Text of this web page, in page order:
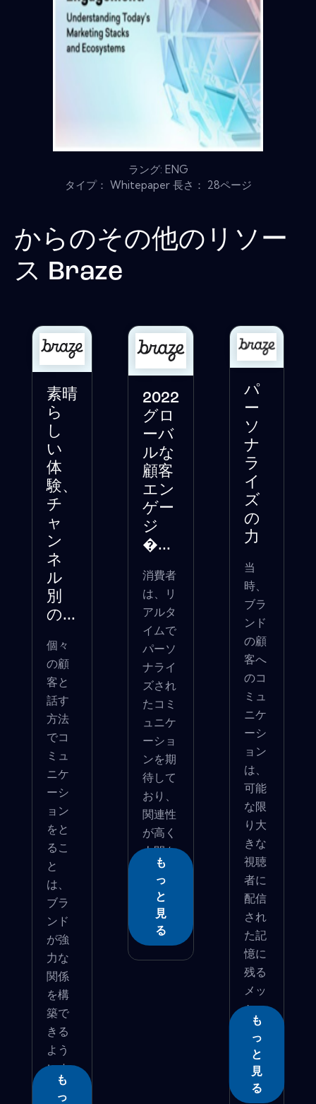
ラング: ENG
タイプ： Whitepaper 長さ： 28ページ
からのその他のリソー
ス Braze
素晴
ら
し
い
体
験、
チ
ャ
ン
ネ
ル
別
の...
個々
の顧
客と
話す
方法
でコ
ミュ
ニケ
ーシ
ョン
をと
るこ
と
は、
ブラ
ンド
が強
力な
関係
を構
築で
きる
よう
にす
るも...
も
っ
2022
グロ
ーバ
ルな
顧客
エン
ゲー
ジ
�...
消費者
は、リ
アルタ
イムで
パーソ
ナライ
ズされ
たコミ
ュニケ
ーショ
ンを期
待して
おり、
関連性
が高く
人間を
感...も
っ
と
見
る
パ
ー
ソ
ナ
ラ
イ
ズ
の
力
当
時、
ブラ
ンド
の顧
客へ
のコ
ミュ
ニケ
ーシ
ョン
は、
可能
な限
り大
きな
視聴
者に
配信
され
た記
憶に
残る
メッ
セ
ー...
も
っ
と
見
る